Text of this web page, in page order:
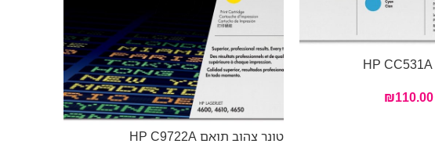
₪110.00
טונר צהוב תואם HP C9722A